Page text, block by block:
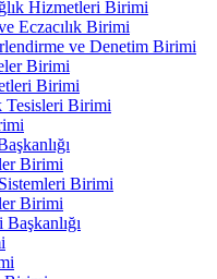
Hizmetleri Birimi
Eczacılık Birimi
ve Denetim Birimi
Birimi
Birimi
Tesisleri Birimi
Birimi
Birimi
Birimi